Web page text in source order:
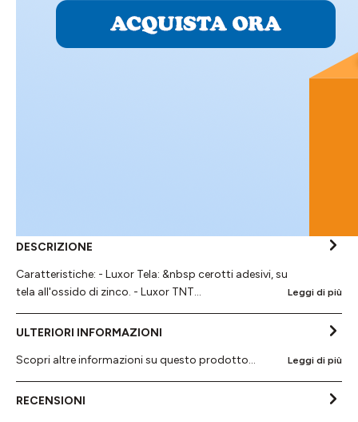
DESCRIZIONE
Caratteristiche: - Luxor Tela: &nbsp cerotti adesivi, su
tela all'ossido di zinco. - Luxor TNT…
Leggi di più
ULTERIORI INFORMAZIONI
Scopri altre informazioni su questo prodotto...
Leggi di più
RECENSIONI